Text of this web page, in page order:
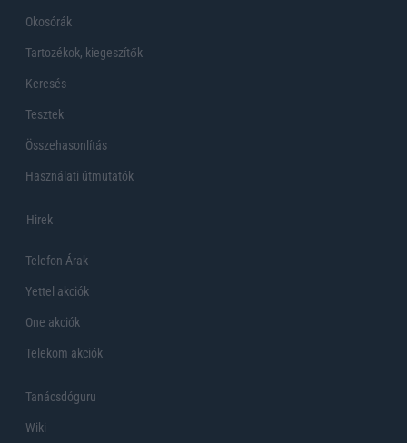
Okosórák
Tartozékok, kiegeszítők
Keresés
Tesztek
Összehasonlítás
Használati útmutatók
Hirek
Telefon Árak
Yettel akciók
One akciók
Telekom akciók
Tanácsdóguru
Wiki